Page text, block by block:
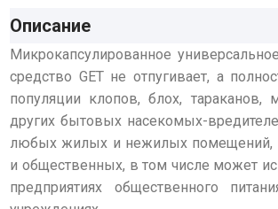
Описание
Микрокапсулированное
средство GET не отпугивает, а
популяции клопов, блох, тараканов,
других бытовых насекомых-
любых жилых и нежилых помещений,
и общественных, в том числе может
предприятиях общественного